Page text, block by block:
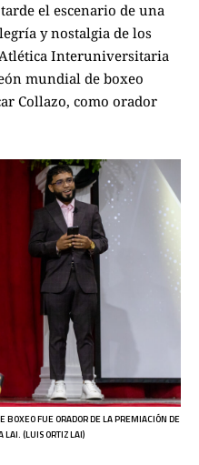
el escenario de una
y nostalgia de los
Interuniversitaria
mundial de boxeo
Collazo, como orador
BOXEO FUE ORADOR DE LA PREMIACIÓN DE
LAI. (LUIS ORTIZ LAI)